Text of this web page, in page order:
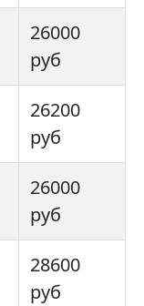
26000
руб
26200
руб
26000
руб
28600
руб